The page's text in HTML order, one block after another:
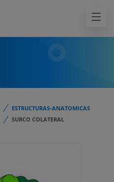
ESTRUCTURAS-ANATOMICAS
SURCO COLATERAL